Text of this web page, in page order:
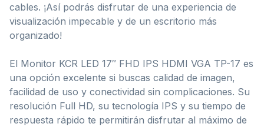
cables. ¡Así podrás disfrutar de una experiencia de
visualización impecable y de un escritorio más
organizado!
El Monitor KCR LED 17″ FHD IPS HDMI VGA TP-17 es
una opción excelente si buscas calidad de imagen,
facilidad de uso y conectividad sin complicaciones. Su
resolución Full HD, su tecnología IPS y su tiempo de
respuesta rápido te permitirán disfrutar al máximo de